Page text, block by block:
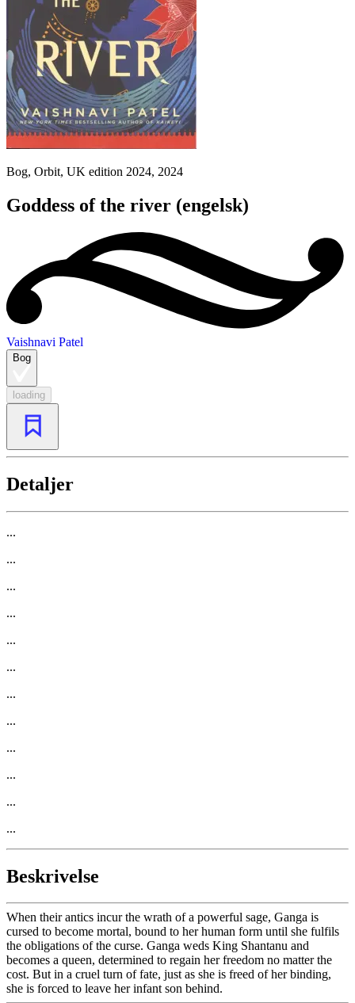
Bog, Orbit, UK edition 2024, 2024
Goddess of the river (engelsk)
Vaishnavi Patel
Bog
loading
Detaljer
...
...
...
...
...
...
...
...
...
...
...
...
Beskrivelse
When their antics incur the wrath of a powerful sage, Ganga is
cursed to become mortal, bound to her human form until she fulfils
the obligations of the curse. Ganga weds King Shantanu and
becomes a queen, determined to regain her freedom no matter the
cost. But in a cruel turn of fate, just as she is freed of her binding,
she is forced to leave her infant son behind.